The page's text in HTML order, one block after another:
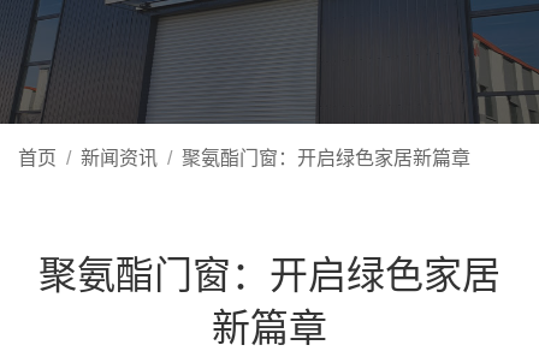
首页 / 新闻资讯 / 聚氨酯门窗：开启绿色家居新篇章
聚氨酯门窗：开启绿色家居
新篇章